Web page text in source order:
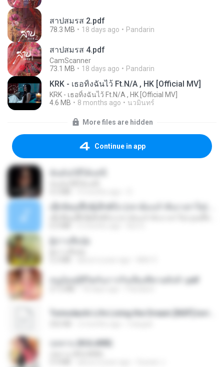
สาปสมรส 2.pdf
78.3 MB 18 days ago Pandarin
สาปสมรส 4.pdf
CamScanner
73.1 MB
18 days ago Pandarin
KRK - เธอทิ้งฉันไว้ Ft.N/A , HK [Official MV]
KRK - เธอทิ้งฉันไว้ Ft.N/A , HK [Official MV]
4.6 MB
8 months ago นวมินทร์
More files are hidden
Continue in app
หนูน้อยสู้ชีวิตกับภารกิจเลี้ยงพี่ชายทั้งห้า.pdf
กุหลาบ (KULARB)